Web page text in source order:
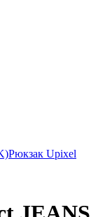
Рюкзак Upixel